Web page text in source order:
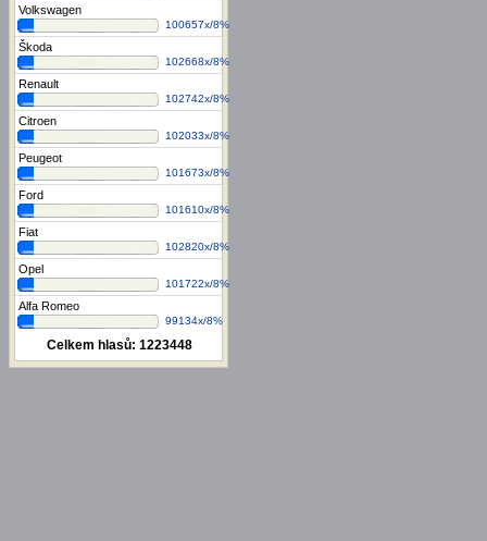
Volkswagen
100657x/8%
Škoda
102668x/8%
Renault
102742x/8%
Citroen
102033x/8%
Peugeot
101673x/8%
Ford
101610x/8%
Fiat
102820x/8%
Opel
101722x/8%
Alfa Romeo
99134x/8%
Celkem hlasů: 1223448